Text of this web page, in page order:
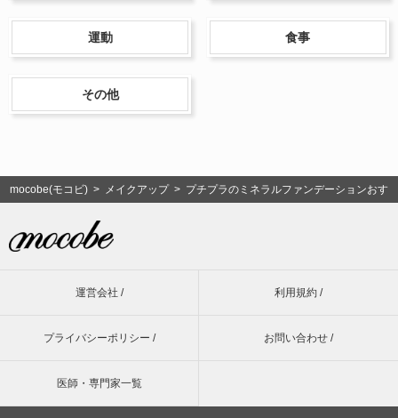
運動 食事
その他
mocobe(モコビ) > メイクアップ> プチプラのミネラルファンデーションおす
運営会社 / 利用規約 /
プライバシーポリシー / お問い合わせ /
医師・専門家一覧